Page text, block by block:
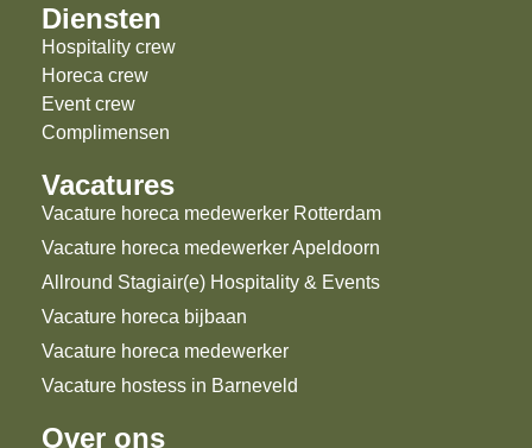
Diensten
Hospitality crew
Horeca crew
Event crew
Complimensen
Vacatures
Vacature horeca medewerker Rotterdam
Vacature horeca medewerker Apeldoorn
Allround Stagiair(e) Hospitality & Events
Vacature horeca bijbaan
Vacature horeca medewerker
Vacature hostess in Barneveld
Over ons